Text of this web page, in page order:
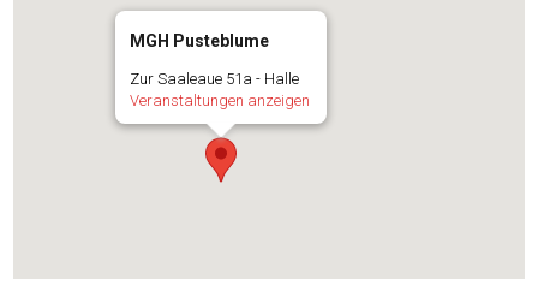
MGH Pusteblume
Zur Saaleaue 51a - Halle
Veranstaltungen anzeigen